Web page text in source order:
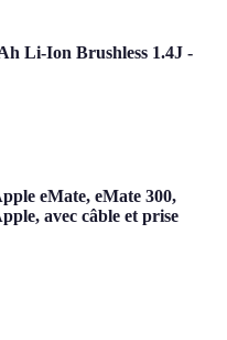
Li-Ion Brushless 1.4J -
eMate, eMate 300,
avec câble et prise